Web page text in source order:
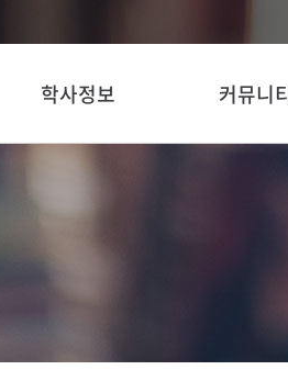
학사정보 커뮤니